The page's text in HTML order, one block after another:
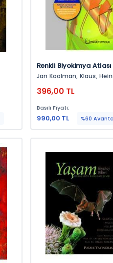
Renkli Biyokimya Atlası
Jan Koolman, Klaus, Heinrich
396,00 TL
Basılı Fiyatı:
990,00 TL %60